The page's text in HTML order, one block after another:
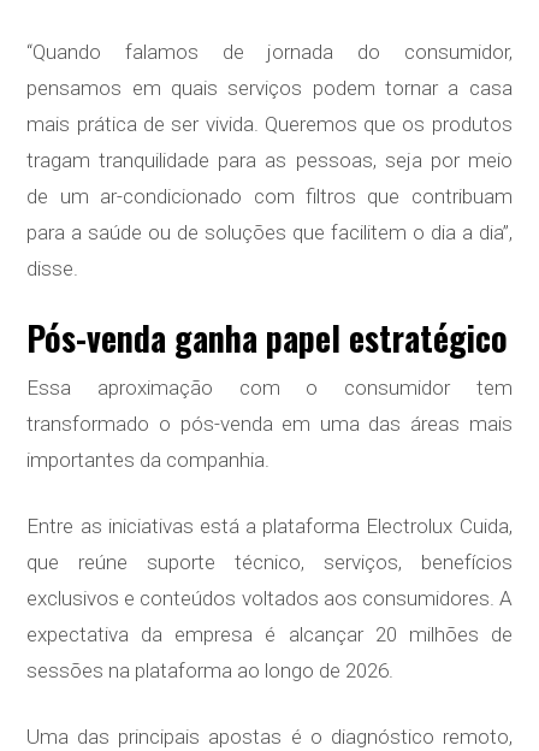
“Quando falamos de jornada do consumidor,
pensamos em quais serviços podem tornar a casa
mais prática de ser vivida. Queremos que os produtos
tragam tranquilidade para as pessoas, seja por meio
de um ar-condicionado com filtros que contribuam
para a saúde ou de soluções que facilitem o dia a dia”,
disse.
Pós-venda ganha papel estratégico
Essa aproximação com o consumidor tem
transformado o pós-venda em uma das áreas mais
importantes da companhia.
Entre as iniciativas está a plataforma Electrolux Cuida,
que reúne suporte técnico, serviços, benefícios
exclusivos e conteúdos voltados aos consumidores. A
expectativa da empresa é alcançar 20 milhões de
sessões na plataforma ao longo de 2026.
Uma das principais apostas é o diagnóstico remoto,